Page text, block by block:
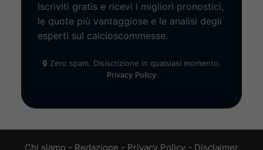
Iscriviti gratis e ricevi i migliori pronostici,
le quote più vantaggiose e le analisi degli
esperti sul calcioscommesse.
🔒 Zero spam. Disiscrizione in qualsiasi momento.
Privacy Policy
Chi siamo - Redazione - Privacy Policy - Disclaimer